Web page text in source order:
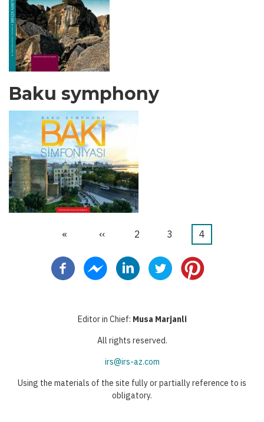
Baku symphony
Primera
«
Página
‹‹ Página
2 Página
3
Página
4
Editor in Chief: Musa Marjanli
All rights reserved.
irs@irs-az.com
Using the materials of the site fully or partially reference to is
obligatory.